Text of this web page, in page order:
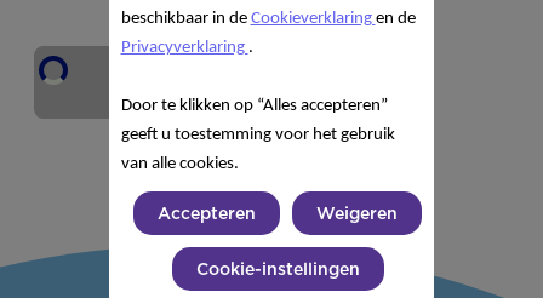
VERZENDEN
beschikbaar in de Cookieverklaring en de
Privacyverklaring .
Door te klikken op “Alles accepteren”
geeft u toestemming voor het gebruik
van alle cookies.
Accepteren Weigeren
Cookie-instellingen